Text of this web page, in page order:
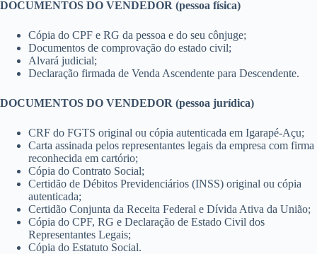
DOCUMENTOS DO VENDEDOR (pessoa física)
Cópia do CPF e RG da pessoa e do seu cônjuge;
Documentos de comprovação do estado civil;
Alvará judicial;
Declaração firmada de Venda Ascendente para Descendente.
DOCUMENTOS DO VENDEDOR (pessoa jurídica)
CRF do FGTS original ou cópia autenticada em Igarapé-Açu;
Carta assinada pelos representantes legais da empresa com firma
reconhecida em cartório;
Cópia do Contrato Social;
Certidão de Débitos Previdenciários (INSS) original ou cópia
autenticada;
Certidão Conjunta da Receita Federal e Dívida Ativa da União;
Cópia do CPF, RG e Declaração de Estado Civil dos
Representantes Legais;
Cópia do Estatuto Social.